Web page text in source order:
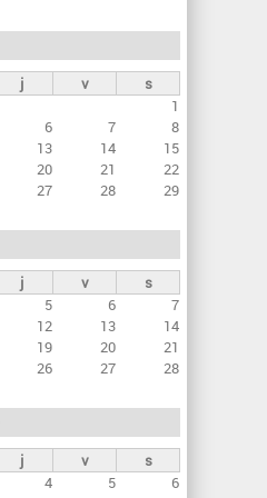
j v
s
1
6 7
8
13 14
15
20 21
22
27 28
29
j v
s
5 6
7
12 13
14
19 20
21
26 27
28
j v
s
4 5
6